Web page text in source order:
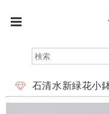
石清水新緑花小